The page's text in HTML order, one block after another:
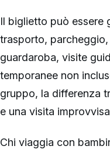
Il biglietto può essere
trasporto,
guardaroba, visite
temporanee non
gruppo, la differenza
e una visita
Chi viaggia con